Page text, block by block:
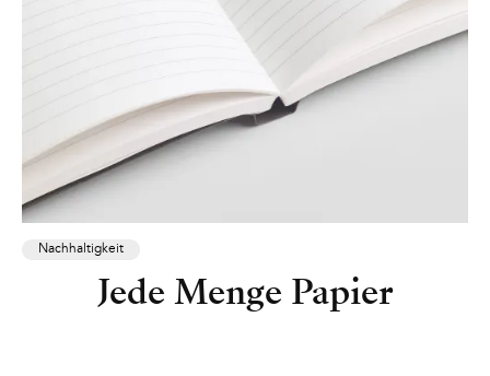
Nachhaltigkeit
Jede Menge Papier